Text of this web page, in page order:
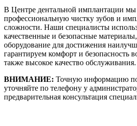
В Центре дентальной имплантации мы
профессиональную чистку зубов и
сложности. Наши специалисты
качественные и безопасные
оборудование для достижения
гарантируем комфорт и безопасность
также высокое качество обслуживания.
ВНИМАНИЕ: Точную информацию
уточняйте по телефону у
предварительная консультация